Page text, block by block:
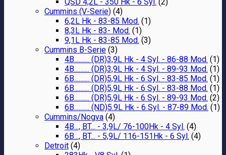
Cummins (V-Serie) (4)
6,2L Hk - 83-85 Mod. (1)
8,3L Hk - 83- Mod. (1)
9,1L Hk - 83-85 Mod. (3)
Cummins B-Serie (3)
4B.......... (DR)3,9L Hk - 4 Syl. - 86-88 Mod. (1)
4B.......... (DR)3,9L Hk - 4 Syl. - 89-93 Mod. (1)
6B.......... (DR)5,9L Hk - 6 Syl. - 83-85 Mod. (1)
6B.......... (DR)5,9L Hk - 6 Syl. - 83-88 Mod. (1)
6B.......... (DR)5,9L Hk - 6 Syl. - 89-93 Mod. (2)
6B.......... (ND)5.9L Hk - 6 Syl. - 87-89 Mod. (1)
Cummins/Nogva (4)
4B..., BT... - 3,9L/ 76-100Hk - 4 Syl. (4)
6B..., BT... - 5,9L/ 116-151Hk - 6 Syl. (4)
Detroit (4)